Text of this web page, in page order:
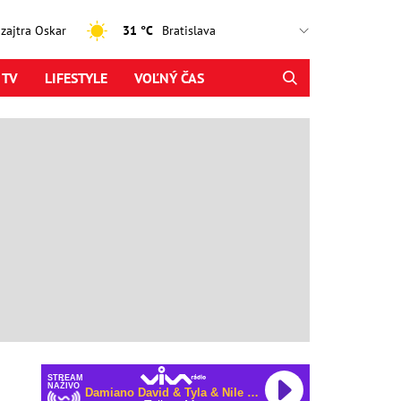
Oskar 31 °C
LIFESTYLE VOĽNÝ ČAS
STREAM
NAŽIVO
Damiano David & Tyla & Nile Rodgers